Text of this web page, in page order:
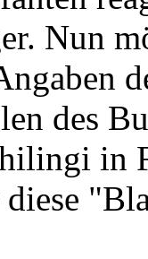
Nun
des
in